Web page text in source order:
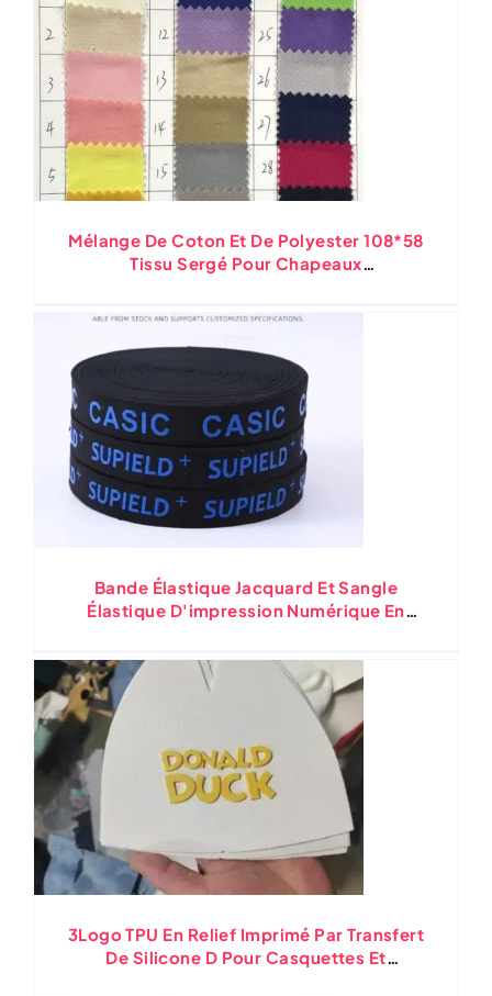
Mélange De Coton Et De Polyester 108*58
Tissu Sergé Pour Chapeaux
Bande Élastique Jacquard Et Sangle
Élastique D'impression Numérique En
Personnalisé
3Logo TPU En Relief Imprimé Par Transfert
De Silicone D Pour Casquettes Et